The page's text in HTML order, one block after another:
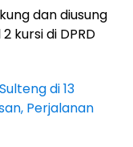
dan diusung
kursi di DPRD
di 13
Perjalanan